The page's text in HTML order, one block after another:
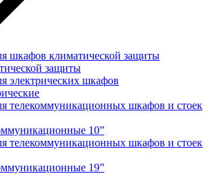
шкафов климатической защиты
защиты
электрических шкафов
телекоммуникационных шкафов и стоек
10”
телекоммуникационных шкафов и стоек
19”